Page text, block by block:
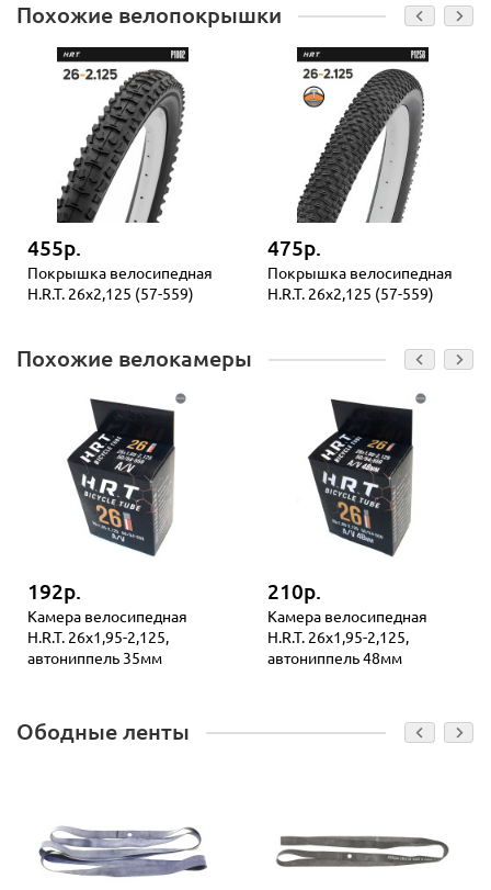
Похожие велопокрышки
455р.
Покрышка велосипедная
H.R.T. 26x2,125 (57-559)
475р.
Покрышка велосипедная
H.R.T. 26x2,125 (57-559)
Похожие велокамеры
192р.
Камера велосипедная
H.R.T. 26x1,95-2,125,
автониппель 35мм
210р.
Камера велосипедная
H.R.T. 26x1,95-2,125,
автониппель 48мм
Ободные ленты